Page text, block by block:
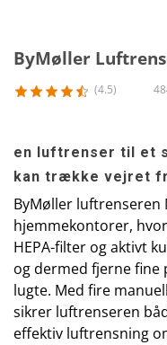
ByMøller
(4.5)
en luftrenser til et
kan trække vejret
ByMøller luftrenseren
hjemmekontorer,
HEPA-filter og aktivt
og dermed fjerne fine
lugte. Med fire
sikrer luftrenseren
effektiv luftrensning